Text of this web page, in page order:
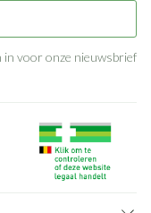
voor onze nieuwsbrief